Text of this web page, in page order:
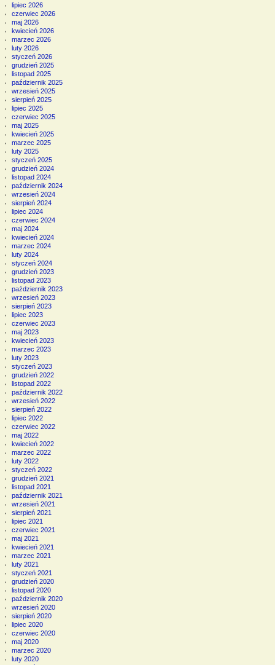
lipiec 2026
czerwiec 2026
maj 2026
kwiecień 2026
marzec 2026
luty 2026
styczeń 2026
grudzień 2025
listopad 2025
październik 2025
wrzesień 2025
sierpień 2025
lipiec 2025
czerwiec 2025
maj 2025
kwiecień 2025
marzec 2025
luty 2025
styczeń 2025
grudzień 2024
listopad 2024
październik 2024
wrzesień 2024
sierpień 2024
lipiec 2024
czerwiec 2024
maj 2024
kwiecień 2024
marzec 2024
luty 2024
styczeń 2024
grudzień 2023
listopad 2023
październik 2023
wrzesień 2023
sierpień 2023
lipiec 2023
czerwiec 2023
maj 2023
kwiecień 2023
marzec 2023
luty 2023
styczeń 2023
grudzień 2022
listopad 2022
październik 2022
wrzesień 2022
sierpień 2022
lipiec 2022
czerwiec 2022
maj 2022
kwiecień 2022
marzec 2022
luty 2022
styczeń 2022
grudzień 2021
listopad 2021
październik 2021
wrzesień 2021
sierpień 2021
lipiec 2021
czerwiec 2021
maj 2021
kwiecień 2021
marzec 2021
luty 2021
styczeń 2021
grudzień 2020
listopad 2020
październik 2020
wrzesień 2020
sierpień 2020
lipiec 2020
czerwiec 2020
maj 2020
marzec 2020
luty 2020